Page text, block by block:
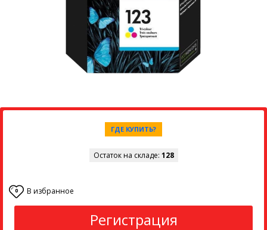
ГДЕ КУПИТЬ?
Остаток на складе: 128
0 В избранное
Регистрация